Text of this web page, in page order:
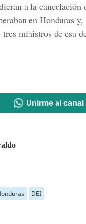
a la
en Honduras
ministros de esa
Unirme al
DEI